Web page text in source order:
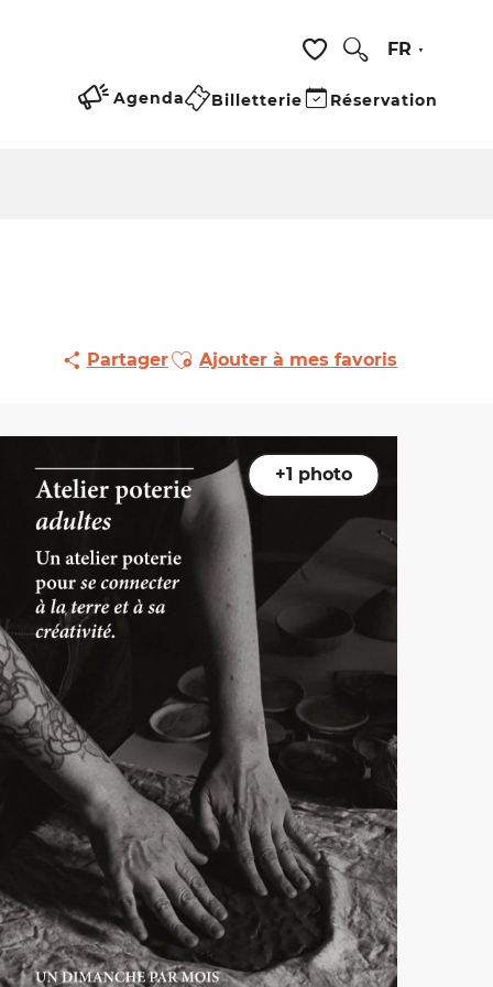
Voir les favoris
FR
Agenda Billetterie Réservation
PartagerAjouter aux favoris
Ajouter à mes favoris
+1 photo